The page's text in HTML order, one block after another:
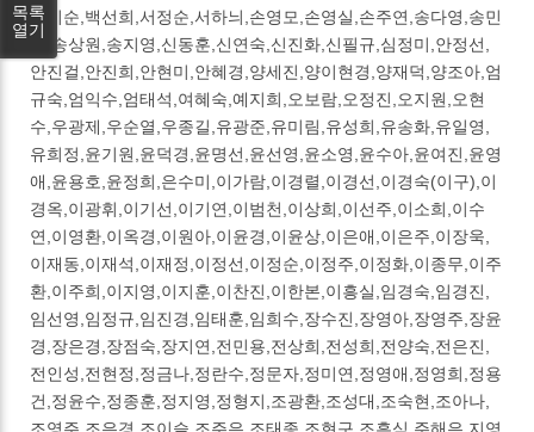
백미순,백선희,서정순,서하늬,손영모,손영실,손주연,송다영,송민
진,송상원,송지영,신동훈,신연숙,신진화,신필규,심정미,안정선,
안진걸,안진희,안현미,안혜경,양세진,양이현경,양재덕,양조아,엄
규숙,엄익수,엄태석,여혜숙,예지희,오보람,오정진,오지원,오현
수,우광제,우순열,우종길,유광준,유미림,유성희,유송화,유일영,
유희정,윤기원,윤덕경,윤명선,윤선영,윤소영,윤수아,윤여진,윤영
애,윤용호,윤정희,은수미,이가람,이경렬,이경선,이경숙(이구),이
경옥,이광휘,이기선,이기연,이범천,이상희,이선주,이소희,이수
연,이영환,이옥경,이원아,이윤경,이윤상,이은애,이은주,이장욱,
이재동,이재석,이재정,이정선,이정순,이정주,이정화,이종무,이주
환,이주희,이지영,이지훈,이찬진,이한본,이흥실,임경숙,임경진,
임선영,임정규,임진경,임태훈,임희수,장수진,장영아,장영주,장윤
경,장은경,장점숙,장지연,전민용,전상희,전성희,전양숙,전은진,
전인성,전현정,정금나,정란수,정문자,정미연,정영애,정영희,정용
건,정윤수,정종훈,정지영,정형지,조광환,조성대,조숙현,조아나,
목록
열기